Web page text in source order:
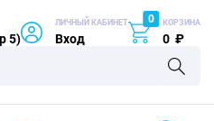
5)
ЛИЧНЫЙ КАБИНЕТ
Вход
0 КОРЗИНА
0 ₽